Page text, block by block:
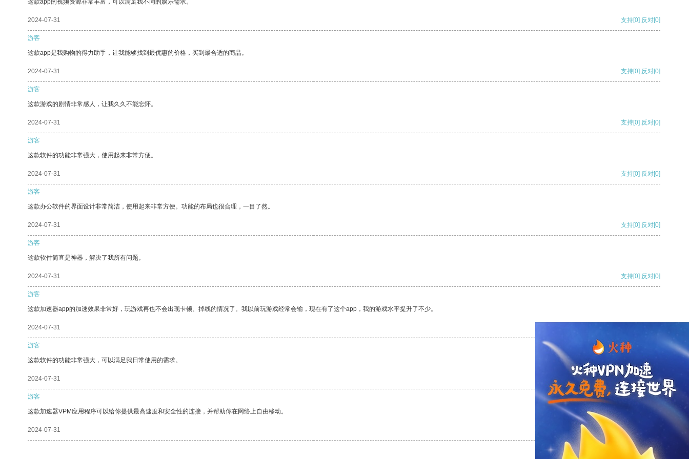
这款app的视频资源非常丰富，可以满足我不同的娱乐需求。
2024-07-31 支持[0] 反对[0]
游客
这款app是我购物的得力助手，让我能够找到最优惠的价格，买到最合适的商品。
2024-07-31 支持[0] 反对[0]
游客
这款游戏的剧情非常感人，让我久久不能忘怀。
2024-07-31 支持[0] 反对[0]
游客
这款软件的功能非常强大，使用起来非常方便。
2024-07-31 支持[0] 反对[0]
游客
这款办公软件的界面设计非常简洁，使用起来非常方便。功能的布局也很合理，一目了然。
2024-07-31 支持[0] 反对[0]
游客
这款软件简直是神器，解决了我所有问题。
2024-07-31 支持[0] 反对[0]
游客
这款加速器app的加速效果非常好，玩游戏再也不会出现卡顿、掉线的情况了。我以前玩游戏经常会输，现在有了这个app，我的游戏水平提升了不少。
2024-07-31
游客
这款软件的功能非常强大，可以满足我日常使用的需求。
2024-07-31 支持 [0] 反对 [0]
游客
这款加速器VPM应用程序可以给你提供最高速度和安全性的连接，并帮助你在网络上自由移动。
2024-07-31 支持